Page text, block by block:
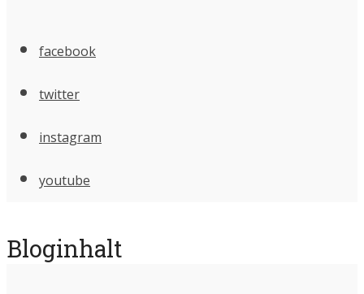
facebook
twitter
instagram
youtube
Bloginhalt